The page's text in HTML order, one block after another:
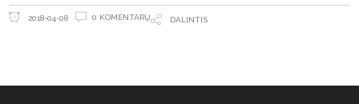
2018-04-08 0 KOMENTARŲ DALINTIS